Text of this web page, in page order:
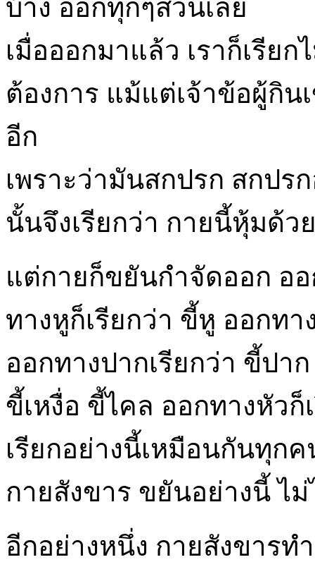
บ้าง ออกทุกๆส่วนเลย
เมื่อออกมาแล้ว เราก็เรีย
ต้องการ แม้แต่เจ้าข้อผู้กิน
อีก
เพราะว่ามันสกปรก สกปร
นั้นจึงเรียกว่า กายนี้หุ้มด้ว
แต่กายก็ขยันกำจัดออก อ
ทางหูก็เรียกว่า ขี้หู ออกทา
ออกทางปากเรียกว่า ขี้ปา
ขี้เหงื่อ ขี้ไคล ออกทางหัวก็
เรียกอย่างนี้เหมือนกันทุก
กายสังขาร ขยันอย่างนี้ ไ
อีกอย่างหนึ่ง กายสังขารท